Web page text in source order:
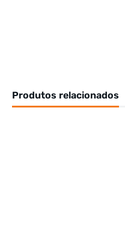
Produtos relacionados